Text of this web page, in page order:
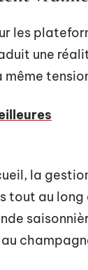
les
une
même
la
tout au long